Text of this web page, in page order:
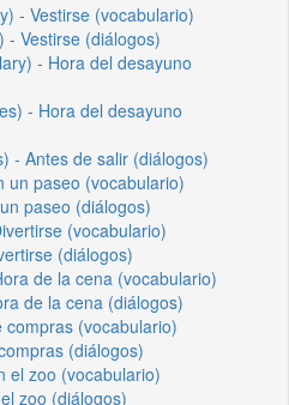
- Vestirse (vocabulario)
- Vestirse (diálogos)
- Hora del desayuno
- Hora del desayuno
- Antes de salir (diálogos)
un paseo (vocabulario)
paseo (diálogos)
(vocabulario)
(diálogos)
de la cena (vocabulario)
de la cena (diálogos)
(vocabulario)
(diálogos)
el zoo (vocabulario)
zoo (diálogos)